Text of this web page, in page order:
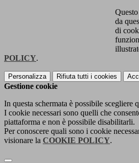
da
di
POLICY.
Personalizza Rifiuta tutti i cookies
Gestione cookie
In questa schermata è possibile scegliere
I cookie necessari sono quelli che
piattaforma e non è possibile disabilitarli.
Per conoscere quali sono i cookie
visionare la COOKIE POLICY.